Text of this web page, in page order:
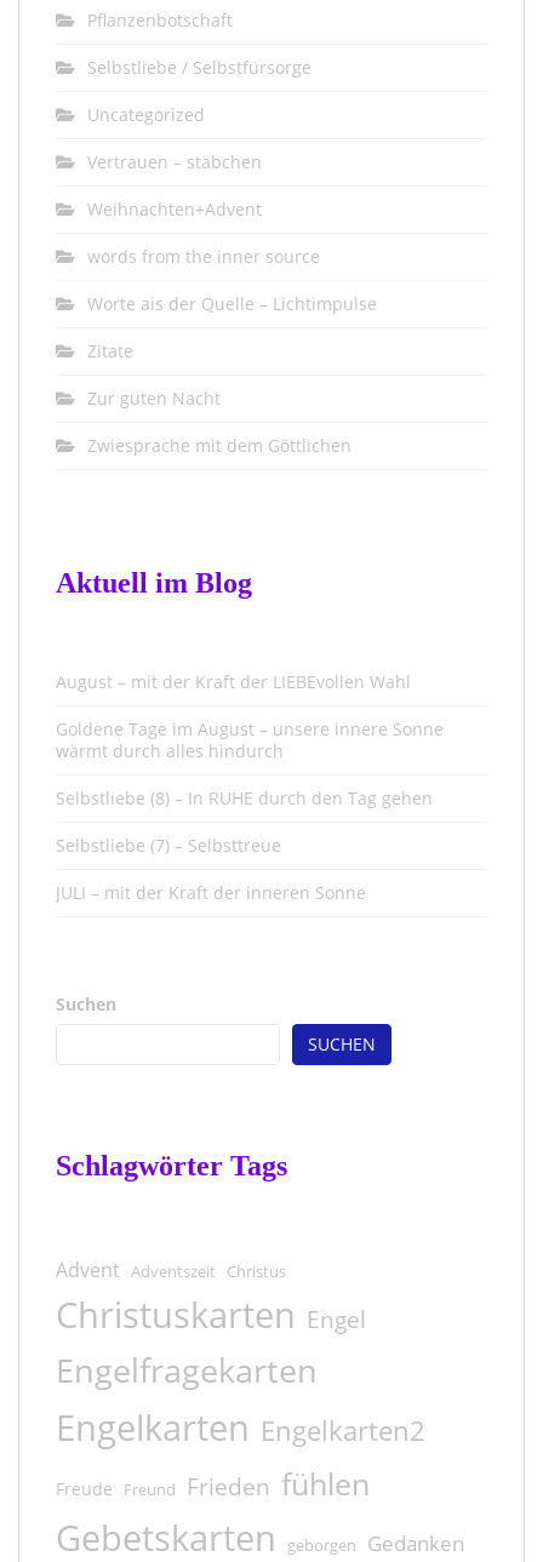
Pflanzenbotschaft
Selbstliebe / Selbstfürsorge
Uncategorized
Vertrauen – stäbchen
Weihnachten+Advent
words from the inner source
Worte ais der Quelle – Lichtimpulse
Zitate
Zur guten Nacht
Zwiesprache mit dem Göttlichen
Aktuell im Blog
August – mit der Kraft der LIEBEvollen Wahl
Goldene Tage im August – unsere innere Sonne
wärmt durch alles hindurch
Selbstliebe (8) – In RUHE durch den Tag gehen
Selbstliebe (7) – Selbsttreue
JULI – mit der Kraft der inneren Sonne
Suchen
SUCHEN
Schlagwörter Tags
Advent Adventszeit Christus
Christuskarten Engel
Engelfragekarten
Engelkarten Engelkarten2
Freude Freund Frieden fühlen
Gebetskarten geborgen Gedanken